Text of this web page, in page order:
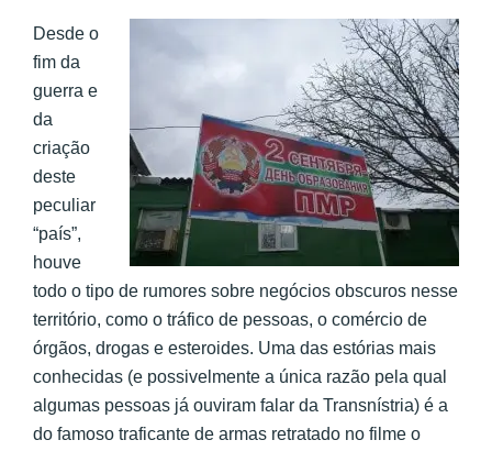
Desde o
fim da
guerra e
da
criação
deste
peculiar
“país”,
houve
todo o tipo de rumores sobre negócios obscuros nesse
território, como o tráfico de pessoas, o comércio de
órgãos, drogas e esteroides. Uma das estórias mais
conhecidas (e possivelmente a única razão pela qual
algumas pessoas já ouviram falar da Transnístria) é a
do famoso traficante de armas retratado no filme o